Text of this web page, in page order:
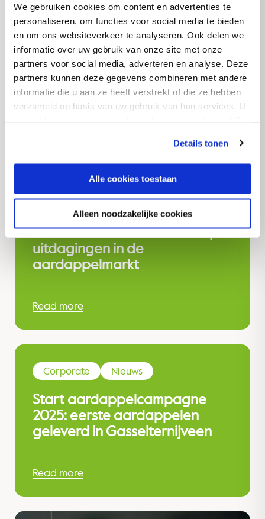
We gebruiken cookies om content en advertenties te
personaliseren, om functies voor social media te bieden
en om ons websiteverkeer te analyseren. Ook delen we
informatie over uw gebruik van onze site met onze
partners voor social media, adverteren en analyse. Deze
partners kunnen deze gegevens combineren met andere
informatie die u aan ze heeft verstrekt of die ze hebben
verzameld op basis van uw gebruik van hun services. U
Details tonen
Alle cookies toestaan
Alleen noodzakelijke cookies
Corporate Nieuws
Iris Bouwers benoemd als nieuw
lid raad van commissarissen
van Royal Avebe
Read more
Nieuws
Royal Avebe presenteert
geïntegreerd jaarverslag
2024/2025 en blikt vooruit op
uitdagingen in de
aardappelmarkt
Read more
Corporate Nieuws
Start aardappelcampagne
2025: eerste aardappelen
geleverd in Gasselternijveen
Read more